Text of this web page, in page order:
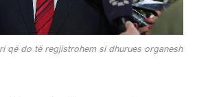
që do të regjistrohem si dhurues organesh